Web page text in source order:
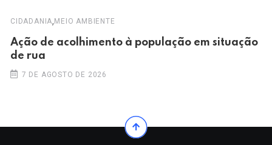
CIDADANIA, MEIO AMBIENTE
Ação de acolhimento à população em situação
de rua
7 DE AGOSTO DE 2026